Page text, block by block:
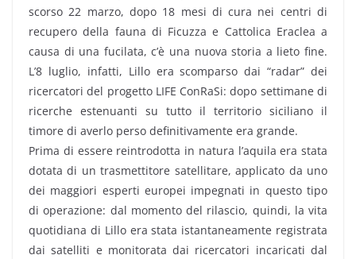
scorso 22 marzo, dopo 18 mesi di cura nei centri di
recupero della fauna di Ficuzza e Cattolica Eraclea a
causa di una fucilata, c’è una nuova storia a lieto fine.
L’8 luglio, infatti, Lillo era scomparso dai “radar” dei
ricercatori del progetto LIFE ConRaSi: dopo settimane di
ricerche estenuanti su tutto il territorio siciliano il
timore di averlo perso definitivamente era grande.
Prima di essere reintrodotta in natura l’aquila era stata
dotata di un trasmettitore satellitare, applicato da uno
dei maggiori esperti europei impegnati in questo tipo
di operazione: dal momento del rilascio, quindi, la vita
quotidiana di Lillo era stata istantaneamente registrata
dai satelliti e monitorata dai ricercatori incaricati dal